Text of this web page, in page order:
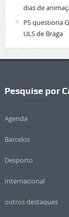
dias de
PS questiona
ULS de Braga
Pesquise por
Agenda
Barcelos
Desporto
Internacional
outros destaques